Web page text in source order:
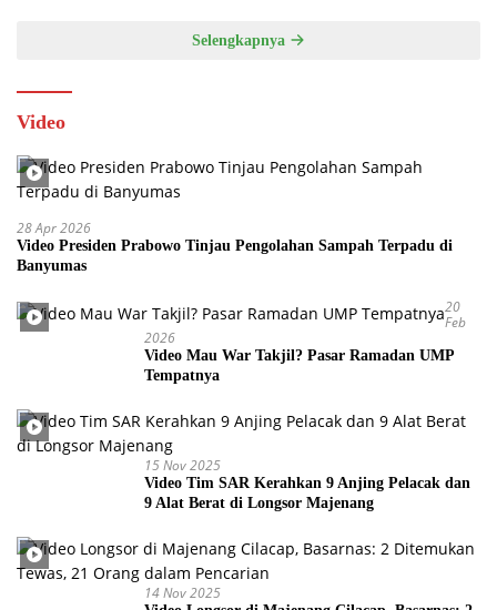
Selengkapnya
Video
28 Apr 2026
Video Presiden Prabowo Tinjau Pengolahan Sampah Terpadu di
Banyumas
20
Feb
2026
Video Mau War Takjil? Pasar Ramadan UMP
Tempatnya
15 Nov 2025
Video Tim SAR Kerahkan 9 Anjing Pelacak dan
9 Alat Berat di Longsor Majenang
14 Nov 2025